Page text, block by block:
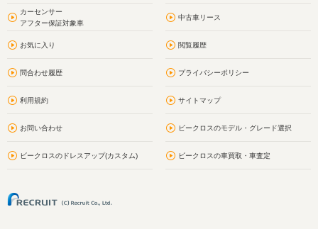
カーセンサー
アフター保証対象車
中古車リース
お気に入り 閲覧履歴
問合わせ履歴 プライバシーポリシー
利用規約 サイトマップ
お問い合わせ ビークロスのモデル・グレード選択
ビークロスのドレスアップ(カスタム) ビークロスの車買取・車査定